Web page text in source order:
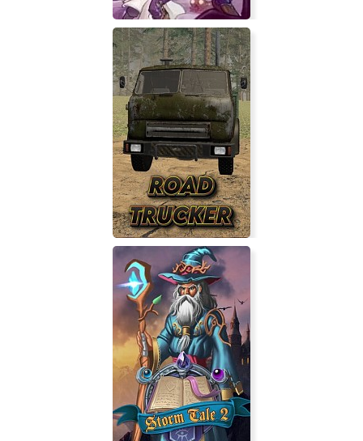
TowerFall Ascension
Road Trucker